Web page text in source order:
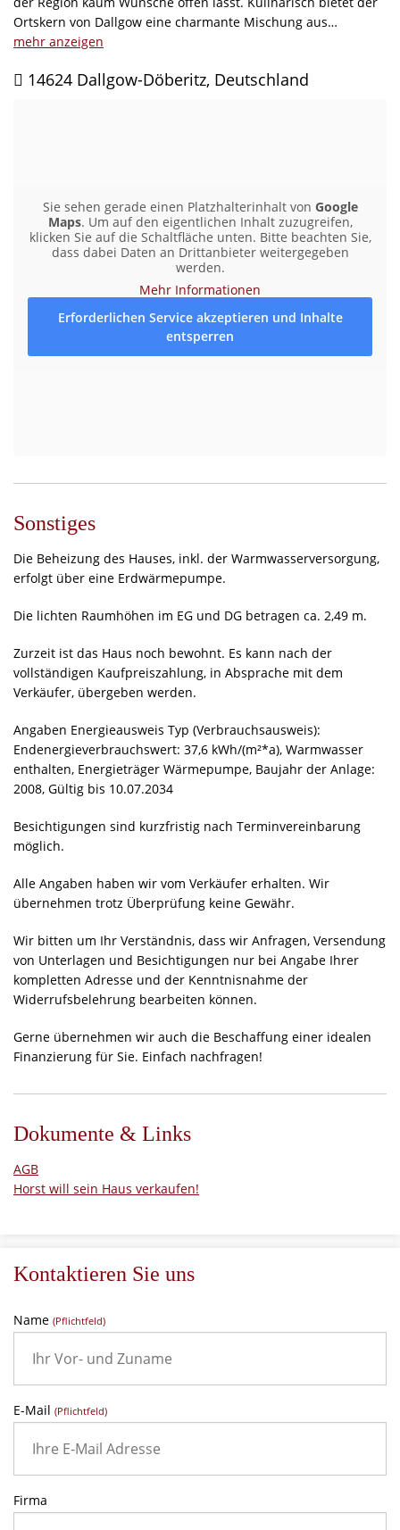
Ortskern von Dallgow eine charmante Mischung aus
gemütlichen Cafés und internationaler Gastronomie.
Regionalbahnhof erreichen Sie in ca. 1 Kilometer Entfernung
Entfernung und bietet Ihnen kurzfristige Erholung. Ein
besonderes Highlight für Naturliebhaber ist die nahe
„Döberitzer Heide“ in ca. 2 Km Entfernung. Das ehemalige
militärische Übungsgelände blickt auf eine bewegte
Geschichte zurück und dient heute als faszinierendes
Naturschutzgebiet, in dem Sie z.B. Wisente und Wildpferde in
freier Wildbahn beobachten können. Hier verbindet sich
historische Tiefe mit modernem Wohnwert am
nordwestlichen Rande von Berlin.
mehr anzeigen
14624 Dallgow-Döberitz, Deutschland
Sie sehen gerade einen Platzhalterinhalt von Google
Maps. Um auf den eigentlichen Inhalt zuzugreifen,
klicken Sie auf die Schaltfläche unten. Bitte beachten Sie,
dass dabei Daten an Drittanbieter weitergegeben
werden.
Mehr Informationen
Erforderlichen Service akzeptieren und Inhalte
entsperren
Sonstiges
Die Beheizung des Hauses, inkl. der Warmwasserversorgung,
erfolgt über eine Erdwärmepumpe.
Die lichten Raumhöhen im EG und DG betragen ca. 2,49 m.
Zurzeit ist das Haus noch bewohnt. Es kann nach der
vollständigen Kaufpreiszahlung, in Absprache mit dem
Verkäufer, übergeben werden.
Angaben Energieausweis Typ (Verbrauchsausweis):
Endenergieverbrauchswert: 37,6 kWh/(m²*a), Warmwasser
enthalten, Energieträger Wärmepumpe, Baujahr der Anlage:
2008, Gültig bis 10.07.2034
Besichtigungen sind kurzfristig nach Terminvereinbarung
möglich.
Alle Angaben haben wir vom Verkäufer erhalten. Wir
übernehmen trotz Überprüfung keine Gewähr.
Wir bitten um Ihr Verständnis, dass wir Anfragen, Versendung
von Unterlagen und Besichtigungen nur bei Angabe Ihrer
kompletten Adresse und der Kenntnisnahme der
Widerrufsbelehrung bearbeiten können.
Gerne übernehmen wir auch die Beschaffung einer idealen
Finanzierung für Sie. Einfach nachfragen!
Dokumente & Links
AGB
Horst will sein Haus verkaufen!
Kontaktieren Sie uns
Name (Pflichtfeld)
E-Mail (Pflichtfeld)
Firma